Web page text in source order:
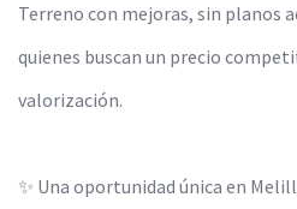
Terreno con mejoras, sin planos
quienes buscan un precio
valorización.
✨ Una oportunidad única en